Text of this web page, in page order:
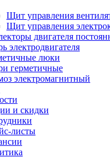
Щит управления
Щит управления
двигателя
электродвигателя
люки
герметичные
электромагнитный
и скидки
листы